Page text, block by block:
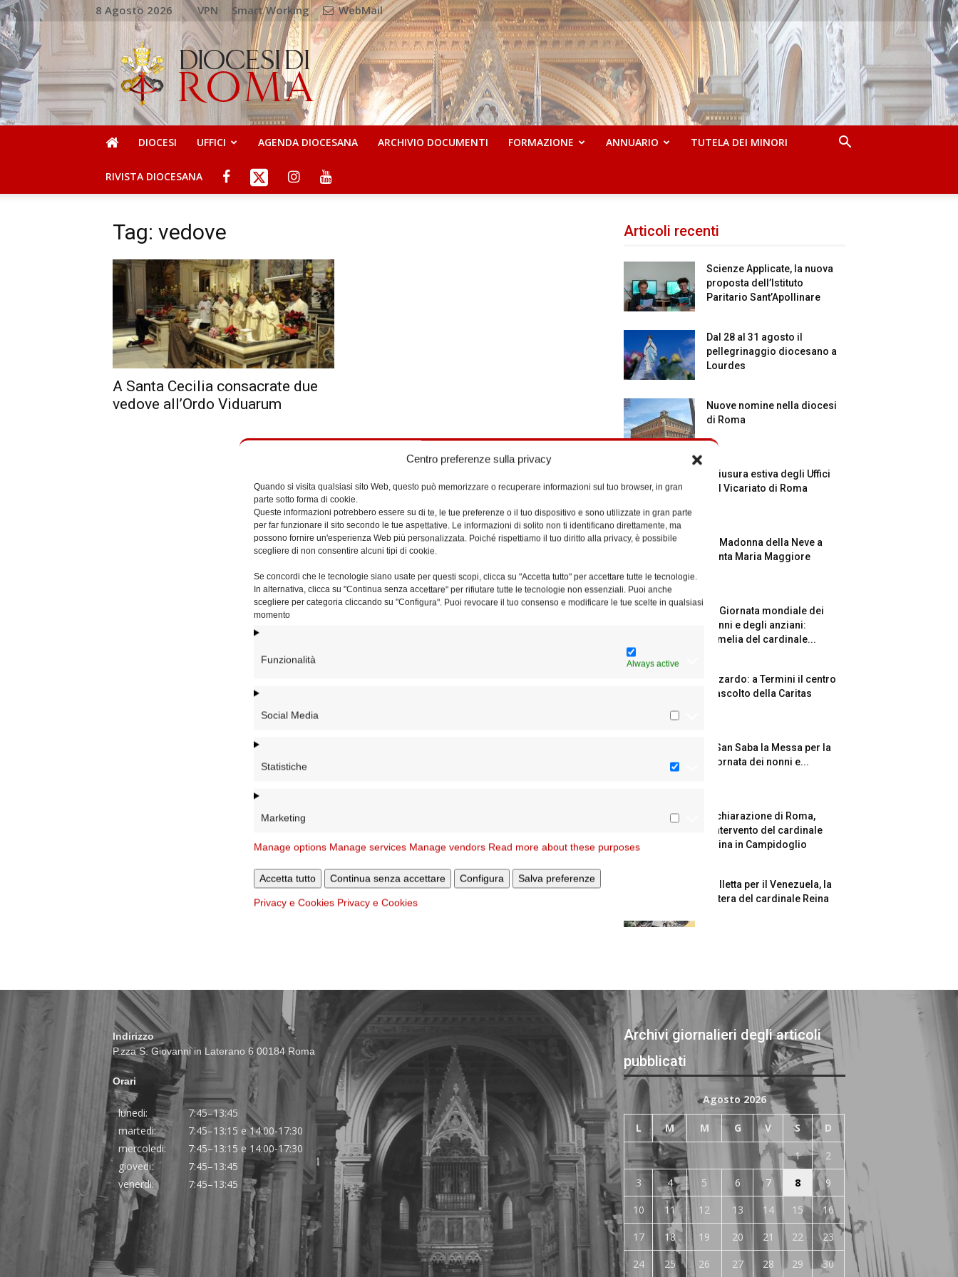
Centro preferenze sulla privacy
Quando si visita qualsiasi sito Web, questo può memorizzare o recuperare informazioni sul tuo browser, in gran
parte sotto forma di cookie.
Queste informazioni potrebbero essere su di te, le tue preferenze o il tuo dispositivo e sono utilizzate in gran parte
per far funzionare il sito secondo le tue aspettative. Le informazioni di solito non ti identificano direttamente, ma
possono fornire un'esperienza Web più personalizzata. Poiché rispettiamo il tuo diritto alla privacy, è possibile
scegliere di non consentire alcuni tipi di cookie.
Se concordi che le tecnologie siano usate per questi scopi, clicca su "Accetta tutto" per accettare tutte le tecnologie.
In alternativa, clicca su "Continua senza accettare" per rifiutare tutte le tecnologie non essenziali. Puoi anche
scegliere per categoria cliccando su "Configura". Puoi revocare il tuo consenso e modificare le tue scelte in qualsiasi
momento
Funzionalità Always active
Social Media
Statistiche
Marketing
Manage options Manage services Manage vendors Read more about these purposes
Accetta tutto Continua senza accettare Configura Salva preferenze
Privacy e Cookies Privacy e Cookies
8 Agosto 2026 VPN Smart Working WebMail
DIOCESI
DI
ROMA
DIOCESI UFFICI AGENDA DIOCESANA ARCHIVIO DOCUMENTI FORMAZIONE ANNUARIO TUTELA DEI MINORI
RIVISTA DIOCESANA
Tag: vedove
A Santa Cecilia consacrate due
vedove all’Ordo Viduarum
Articoli recenti
Scienze Applicate, la nuova
proposta dell’Istituto
Paritario Sant’Apollinare
Dal 28 al 31 agosto il
pellegrinaggio diocesano a
Lourdes
Nuove nomine nella diocesi
di Roma
Chiusura estiva degli Uffici
del Vicariato di Roma
La Madonna della Neve a
Santa Maria Maggiore
La Giornata mondiale dei
nonni e degli anziani:
l’omelia del cardinale...
Azzardo: a Termini il centro
d’ascolto della Caritas
A San Saba la Messa per la
Giornata dei nonni e...
Dichiarazione di Roma,
l’intervento del cardinale
Reina in Campidoglio
Colletta per il Venezuela, la
lettera del cardinale Reina
Indirizzo
P.zza S. Giovanni in Laterano 6 00184 Roma
Orari
lunedi:
7:45–13:45
martedi:
7:45–13:15 e 14:00-17:30
mercoledi:
7:45–13:15 e 14:00-17:30
giovedi:
7:45–13:45
venerdi:
7:45–13:45
Archivi giornalieri degli articoli
pubblicati
Agosto 2026
L M M G V S D
1
2
3
4 5 6 7 8
9
10
11 12 13 14 15
16
17
18 19 20 21 22
23
24
25 26 27 28 29 30